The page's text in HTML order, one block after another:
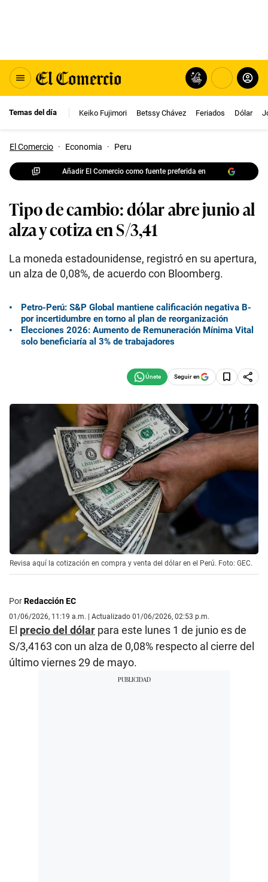
Temas del día Keiko Fujimori Betssy Chávez Feriados Dólar
El Comercio · Economia · Peru
Añadir El Comercio como fuente preferida en
Tipo de cambio: dólar abre junio al
alza y cotiza en S/3,41
La moneda estadounidense, registró en su apertura,
un alza de 0,08%, de acuerdo con Bloomberg.
Petro-Perú: S&P Global mantiene calificación negativa B-
por incertidumbre en torno al plan de reorganización
Elecciones 2026: Aumento de Remuneración Mínima Vital
solo beneficiaría al 3% de trabajadores
Seguir en
Revisa aquí la cotización en compra y venta del dólar en el Perú. Foto: GEC.
PorRedacción EC
01/06/2026, 11:19 a.m. | Actualizado 01/06/2026, 02:53 p.m.
El precio del dólar para este lunes 1 de junio es de
S/3,4163 con un alza de 0,08% respecto al cierre del
último viernes 29 de mayo.